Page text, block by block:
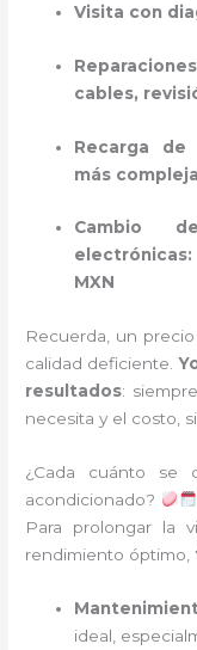
Visita con
cables,
Recarga
más
Cambio
electrónicas:
MXN
Recuerda, un
calidad deficiente.
resultados:
necesita y el costo,
¿Cada cuánto se
acondicionado?
Para prolongar la
rendimiento óptimo,
ideal,